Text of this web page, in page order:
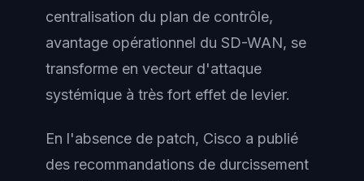
centralisation du plan de contrôle,
avantage opérationnel du SD-WAN, se
transforme en vecteur d'attaque
systémique à très fort effet de levier.
En l'absence de patch, Cisco a publié
des recommandations de durcissement